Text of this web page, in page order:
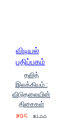
விடியல்
பதிப்பகம்
தலித்
இலக்கியம் :
விடுதலையின்
திசைகள்